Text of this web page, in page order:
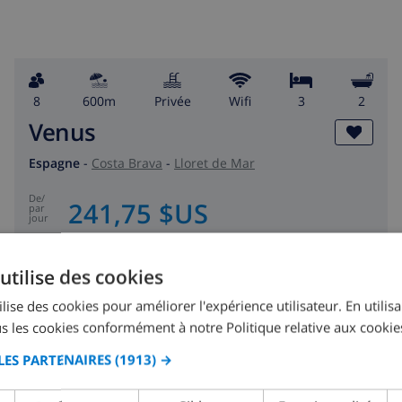
8 600m privée wifi 3 2
Venus
Espagne - Costa Brava - Lloret de Mar
de/
par
jour 241,75 $US
8.5/ 10 |44 AVIS
des cookies
des cookies pour améliorer l'expérience utilisateur. En
les cookies conformément à notre Politique relative aux
PARTENAIRES(1913) →